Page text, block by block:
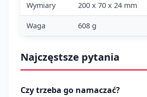
Wymiary 200 x 70 x 24 mm
Waga 608 g
Najczęstsze pytania
Czy trzeba go namaczać?